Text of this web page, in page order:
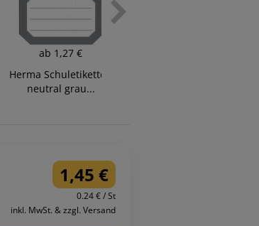
ab 1,27 €
Herma Schuletiketten
neutral grau...
1,45 €
0.24 € / St
inkl. MwSt. & zzgl. Versand